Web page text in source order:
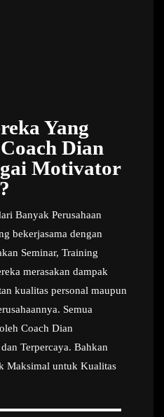
Yang
Dian
Motivator
Banyak Perusahaan
bekerjasama dengan
Seminar, Training
merasakan dampak
kualitas personal maupun
Semua
Coach Dian
Terpercaya. Bahkan
Maksimal untuk Kualitas